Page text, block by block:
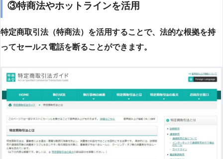
③特商法やホットラインを活用
特定商取引法（特商法）を活用することで、法的な根拠を持
ってセールス電話を断ることができます。